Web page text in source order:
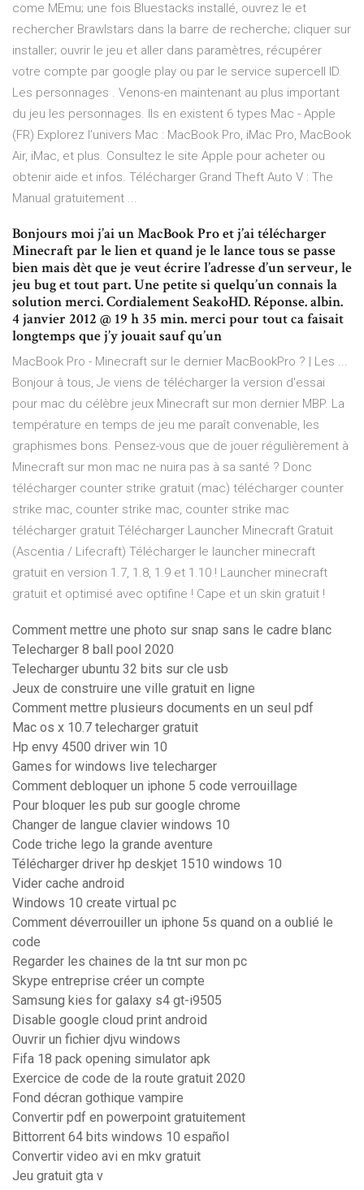
come MEmu; une fois Bluestacks installé, ouvrez le et
rechercher Brawlstars dans la barre de recherche; cliquer sur
installer; ouvrir le jeu et aller dans paramètres, récupérer
votre compte par google play ou par le service supercell ID.
Les personnages . Venons-en maintenant au plus important
du jeu les personnages. Ils en existent 6 types Mac - Apple
(FR) Explorez l’univers Mac : MacBook Pro, iMac Pro, MacBook
Air, iMac, et plus. Consultez le site Apple pour acheter ou
obtenir aide et infos. Télécharger Grand Theft Auto V : The
Manual gratuitement ...
Bonjours moi j’ai un MacBook Pro et j’ai télécharger
Minecraft par le lien et quand je le lance tous se passe
bien mais dèt que je veut écrire l’adresse d’un serveur, le
jeu bug et tout part. Une petite si quelqu’un connais la
solution merci. Cordialement SeakoHD. Réponse. albin.
4 janvier 2012 @ 19 h 35 min. merci pour tout ca faisait
longtemps que j’y jouait sauf qu’un
MacBook Pro - Minecraft sur le dernier MacBookPro ? | Les ...
Bonjour à tous, Je viens de télécharger la version d'essai
pour mac du célèbre jeux Minecraft sur mon dernier MBP. La
température en temps de jeu me paraît convenable, les
graphismes bons. Pensez-vous que de jouer régulièrement à
Minecraft sur mon mac ne nuira pas à sa santé ? Donc
télécharger counter strike gratuit (mac) télécharger counter
strike mac, counter strike mac, counter strike mac
télécharger gratuit Télécharger Launcher Minecraft Gratuit
(Ascentia / Lifecraft) Télécharger le launcher minecraft
gratuit en version 1.7, 1.8, 1.9 et 1.10 ! Launcher minecraft
gratuit et optimisé avec optifine ! Cape et un skin gratuit !
Comment mettre une photo sur snap sans le cadre blanc
Telecharger 8 ball pool 2020
Telecharger ubuntu 32 bits sur cle usb
Jeux de construire une ville gratuit en ligne
Comment mettre plusieurs documents en un seul pdf
Mac os x 10.7 telecharger gratuit
Hp envy 4500 driver win 10
Games for windows live telecharger
Comment debloquer un iphone 5 code verrouillage
Pour bloquer les pub sur google chrome
Changer de langue clavier windows 10
Code triche lego la grande aventure
Télécharger driver hp deskjet 1510 windows 10
Vider cache android
Windows 10 create virtual pc
Comment déverrouiller un iphone 5s quand on a oublié le
code
Regarder les chaines de la tnt sur mon pc
Skype entreprise créer un compte
Samsung kies for galaxy s4 gt-i9505
Disable google cloud print android
Ouvrir un fichier djvu windows
Fifa 18 pack opening simulator apk
Exercice de code de la route gratuit 2020
Fond décran gothique vampire
Convertir pdf en powerpoint gratuitement
Bittorrent 64 bits windows 10 español
Convertir video avi en mkv gratuit
Jeu gratuit gta v